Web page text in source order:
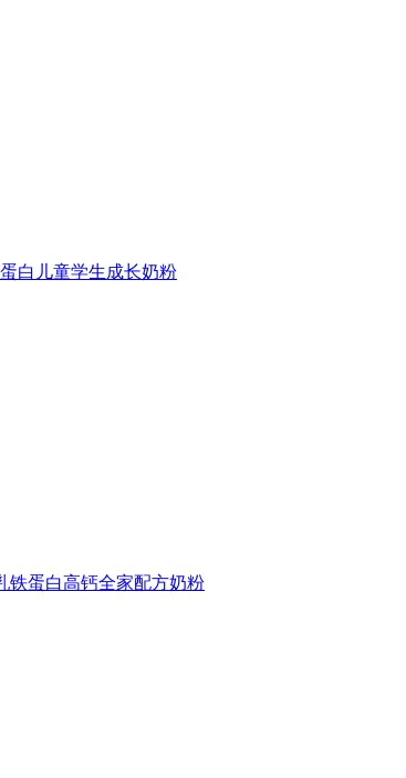
白儿童学生成长奶粉
蛋白高钙全家配方奶粉